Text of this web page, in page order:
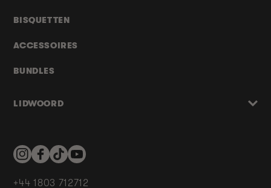
BISQUETTEN
ACCESSOIRES
BUNDLES
LIDWOORD
InstagramFacebookTikTokYouTube
+44 1803 712712